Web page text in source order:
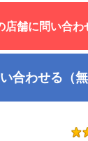
店舗に問い合わ
合わせる（無